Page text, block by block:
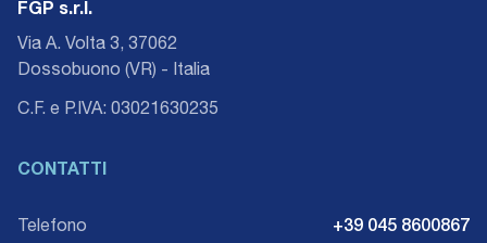
FGP s.r.l.
Via A. Volta 3, 37062
Dossobuono (VR) - Italia
C.F. e P.IVA: 03021630235
CONTATTI
Telefono +39 045 8600867